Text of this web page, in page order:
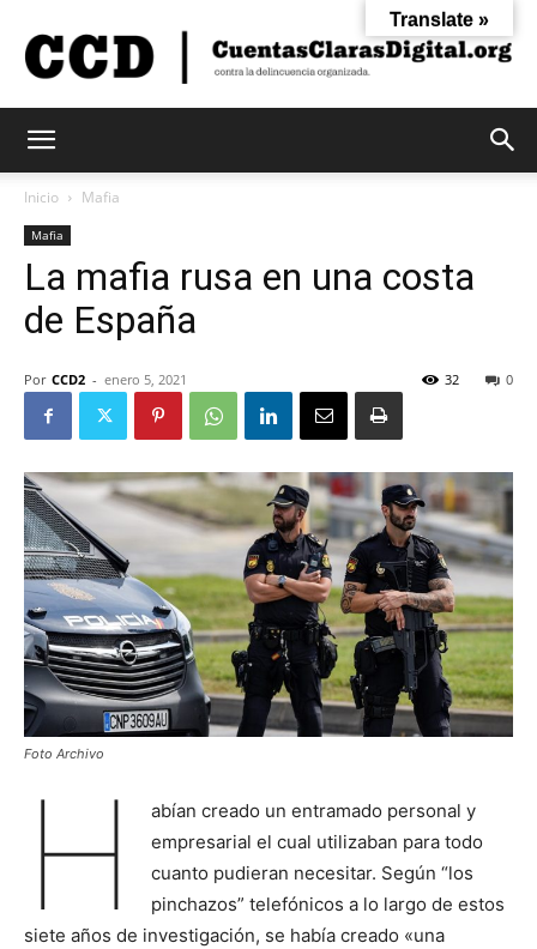
Claras
Inicio Mafia
Mafia
La mafia rusa en una costa
de España
Por CCD2 - enero 5, 2021 0
32
Foto Archivo
H
abían creado un entramado personal y
empresarial el cual utilizaban para todo
cuanto pudieran necesitar. Según “los
pinchazos” telefónicos a lo largo de estos
siete años de investigación, se había creado «una
Translate »